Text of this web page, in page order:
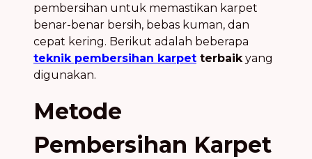
pembersihan untuk memastikan karpet
benar-benar bersih, bebas kuman, dan
cepat kering. Berikut adalah beberapa
teknik pembersihan karpet terbaikyang
digunakan.
Metode
Pembersihan Karpet